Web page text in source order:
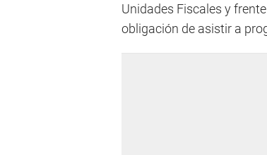
Unidades Fiscales y
obligación de asistir a